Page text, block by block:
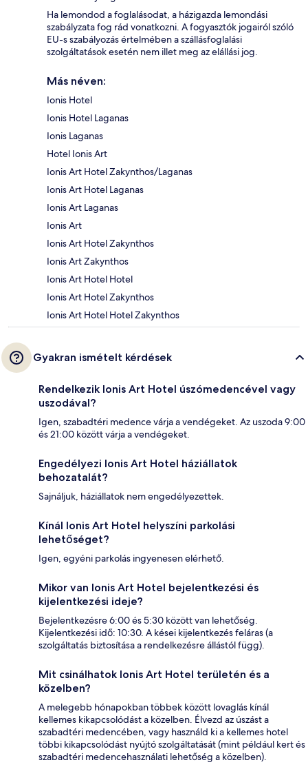
Ha lemondod a foglalásodat, a házigazda lemondási
szabályzata fog rád vonatkozni. A fogyasztók jogairól szóló
EU-s szabályozás értelmében a szállásfoglalási
szolgáltatások esetén nem illet meg az elállási jog.
Más néven:
Ionis Hotel
Ionis Hotel Laganas
Ionis Laganas
Hotel Ionis Art
Ionis Art Hotel Zakynthos/Laganas
Ionis Art Hotel Laganas
Ionis Art Laganas
Ionis Art
Ionis Art Hotel Zakynthos
Ionis Art Zakynthos
Ionis Art Hotel Hotel
Ionis Art Hotel Zakynthos
Ionis Art Hotel Hotel Zakynthos
Gyakran ismételt kérdések
Rendelkezik Ionis Art Hotel úszómedencével vagy
uszodával?
Igen, szabadtéri medence várja a vendégeket. Az uszoda 9:00
és 21:00 között várja a vendégeket.
Engedélyezi Ionis Art Hotel háziállatok
behozatalát?
Sajnáljuk, háziállatok nem engedélyezettek.
Kínál Ionis Art Hotel helyszíni parkolási
lehetőséget?
Igen, egyéni parkolás ingyenesen elérhető.
Mikor van Ionis Art Hotel bejelentkezési és
kijelentkezési ideje?
Bejelentkezésre 6:00 és 5:30 között van lehetőség.
Kijelentkezési idő: 10:30. A kései kijelentkezés feláras (a
szolgáltatás biztosítása a rendelkezésre állástól függ).
Mit csinálhatok Ionis Art Hotel területén és a
közelben?
A melegebb hónapokban többek között lovaglás kínál
kellemes kikapcsolódást a közelben. Élvezd az úszást a
szabadtéri medencében, vagy használd ki a kellemes hotel
többi kikapcsolódást nyújtó szolgáltatását (mint például kert és
szabadtéri medencehasználati lehetőség a közelben).